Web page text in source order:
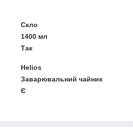
Скло
1400 мл
Так
Helios
Заварювальний чайник
Є